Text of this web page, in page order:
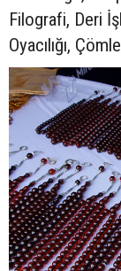
Filografi, Deri
Oyacılığı,